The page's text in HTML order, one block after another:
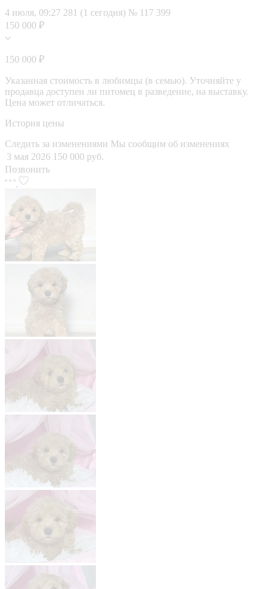
4 июля, 09:27 281 (1 сегодня) № 117 399
150 000 ₽
150 000 ₽
Указанная стоимость в любимцы (в семью). Уточняйте у
продавца доступен ли питомец в разведение, на выставку.
Цена может отличаться.
История цены
Следить за изменениями Мы сообщим об изменениях
3 мая 2026 150 000 руб.
Позвонить